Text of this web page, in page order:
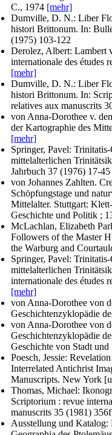
C., 1974 [mehr]
Dumville, D. N.: Liber
histori Brittonum. In:
(1975) 103-122
Derolez, Albert: Lambert
internationale des études
[mehr]
Dumville, D. N.: Liber
histori Brittonum. In:
relatives aux manuscrits
von Anna-Dorothee v.
der Kartographie des
[mehr]
Springer, Pavel:
mittelalterlichen
Jahrbuch 37 (1976) 17-45
von Johannes Zahlten.
Schöpfungstage und
Mittelalter. Stuttgart:
Geschichte und Politik ;
McLachlan, Elizabeth
Followers of the Master
the Warburg and
Springer, Pavel:
mittelalterlichen
internationale des études
[mehr]
von Anna-Dorothee von
Geschichtenzyklopädie
von Anna-Dorothee von
Geschichtenzyklopädie
Geschichte von Stadt und
Poesch, Jessie:
Interrelated Antichrist
Manuscripts. New York
Thomas, Michael:
Scriptorium : revue
manuscrits 35 (1981) 356f
Ausstellung und